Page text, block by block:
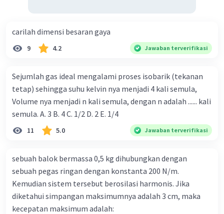
carilah dimensi besaran gaya
9 4.2 Jawaban terverifikasi
Sejumlah gas ideal mengalami proses isobarik (tekanan
tetap) sehingga suhu kelvin nya menjadi 4 kali semula,
Volume nya menjadi n kali semula, dengan n adalah ...... kali
semula. A. 3 B. 4 C. 1/2 D. 2 E. 1/4
11 5.0 Jawaban terverifikasi
sebuah balok bermassa 0,5 kg dihubungkan dengan
sebuah pegas ringan dengan konstanta 200 N/m.
Kemudian sistem tersebut berosilasi harmonis. Jika
diketahui simpangan maksimumnya adalah 3 cm, maka
kecepatan maksimum adalah: